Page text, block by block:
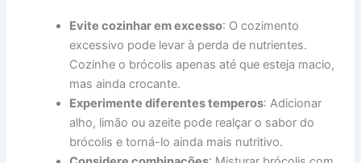
Evite cozinhar em excesso: O cozimento
excessivo pode levar à perda de nutrientes.
Cozinhe o brócolis apenas até que esteja macio,
mas ainda crocante.
Experimente diferentes temperos: Adicionar
alho, limão ou azeite pode realçar o sabor do
brócolis e torná-lo ainda mais nutritivo.